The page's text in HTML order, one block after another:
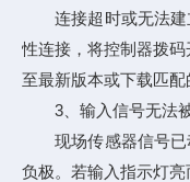
连接超时或无法建立
性连接，将控制器拨
至最新版本或下载匹配
3、输入信号无法被
现场传感器信号已动
负极。若输入指示灯